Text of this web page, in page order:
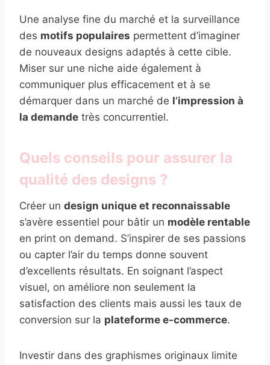
Une analyse fine du marché et la surveillance
des motifs populaires permettent d’imaginer
de nouveaux designs adaptés à cette cible.
Miser sur une niche aide également à
communiquer plus efficacement et à se
démarquer dans un marché de l’impression à
la demande très concurrentiel.
Quels conseils pour assurer la
qualité des designs ?
Créer un design unique et reconnaissable
s’avère essentiel pour bâtir un modèle rentable
en print on demand. S’inspirer de ses passions
ou capter l’air du temps donne souvent
d’excellents résultats. En soignant l’aspect
visuel, on améliore non seulement la
satisfaction des clients mais aussi les taux de
conversion sur la plateforme e-commerce.
Investir dans des graphismes originaux limite